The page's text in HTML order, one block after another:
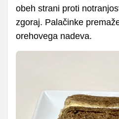
obeh strani proti
zgoraj. Palačinke
orehovega nadeva.